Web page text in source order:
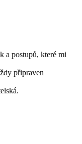
a postupů, které mi
připraven